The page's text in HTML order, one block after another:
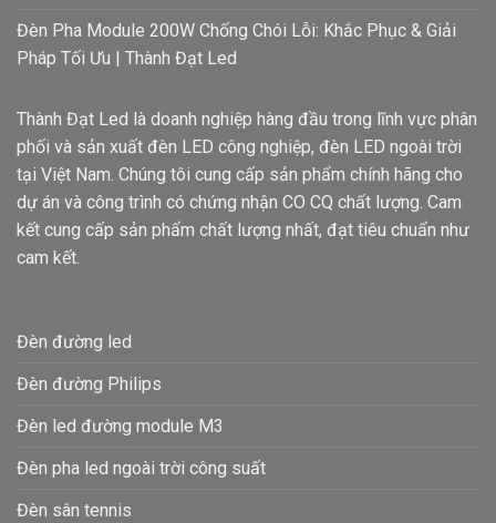
Đèn Pha Module 200W Chống Chói Lỗi: Khắc Phục & Giải
Pháp Tối Ưu | Thành Đạt Led
Thành Đạt Led là doanh nghiệp hàng đầu trong lĩnh vực phân
phối và sản xuất đèn LED công nghiệp, đèn LED ngoài trời
tại Việt Nam. Chúng tôi cung cấp sản phẩm chính hãng cho
dự án và công trình có chứng nhận CO CQ chất lượng. Cam
kết cung cấp sản phẩm chất lượng nhất, đạt tiêu chuẩn như
cam kết.
Đèn đường led
Đèn đường Philips
Đèn led đường module M3
Đèn pha led ngoài trời công suất
Đèn sân tennis